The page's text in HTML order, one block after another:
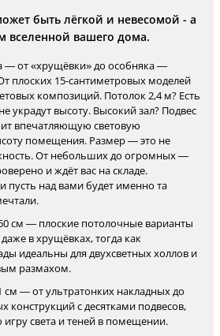
быть лёгкой и невесомой - а
вселенной вашего дома.
— от «хрущёвки» до особняка —
плоских 15-сантиметровых моделей
композиций. Потолок 2,4 м? Есть
украдут высоту. Высокий зал? Подвес
впечатляющую световую
помещения. Размер — это не
От небольших до огромных —
и ждёт вас на складе.
над вами будет именно та
см — плоские потолочные варианты
в хрущёвках, тогда как
идеальны для двухсветных холлов и
размахом.
см — от ультратонких накладных до
конструкций с десятками подвесов,
света и теней в помещении.